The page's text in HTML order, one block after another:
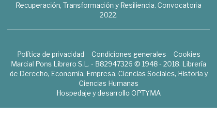
Recuperación, Transformación y Resiliencia. Convocatoria
2022.
Política de privacidad Condiciones generales
Cookies
Marcial Pons Librero S.L. - B82947326 © 1948 - 2018. Librería
de Derecho, Economía, Empresa, Ciencias Sociales, Historia y
Ciencias Humanas
Hospedaje y desarrollo OPTYMA